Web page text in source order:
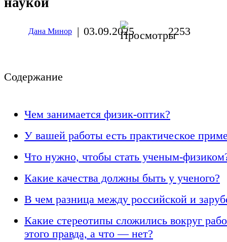
Дана Минор | 03.09.2025 2253
Cодержание
Чем занимается физик-оптик?
У вашей работы есть практическое
Что нужно, чтобы стать ученым-
Какие качества должны быть у ученого?
В чем разница между российской и
Какие стереотипы сложились вокруг
этого правда, а что — нет?